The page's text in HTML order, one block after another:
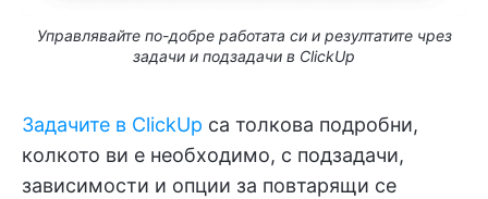
Управлявайте по-добре работата си и резултатите чрез
задачи и подзадачи в ClickUp
Задачите в ClickUp са толкова подробни,
колкото ви е необходимо, с подзадачи,
зависимости и опции за повтарящи се